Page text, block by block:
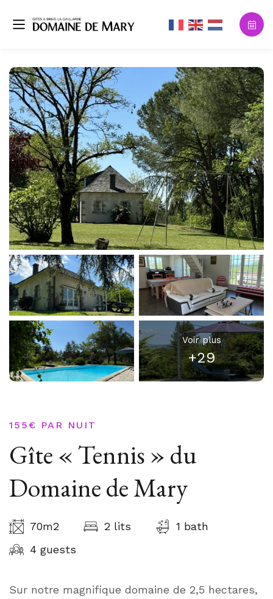
Voir plus
+29
155€ PAR NUIT
Gîte « Tennis » du
Domaine de Mary
70m2 2 lits
1 bath
4 guests
Sur notre magnifique domaine de 2,5 hectares,